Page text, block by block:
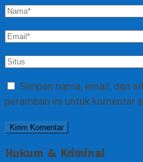
Simpan nama, email, dan
peramban ini untuk komentar
Hukum & Kriminal